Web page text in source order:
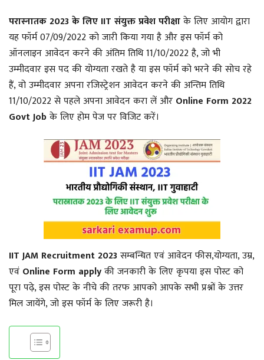
परास्नातक 2023 के लिए IIT संयुक्त प्रवेश परीक्षाके लिए आयोग द्वारा
यह फॉर्म 07/09/2022 को जारी किया गया है और इस फॉर्म को
ऑनलाइन आवेदन करने की अंतिम तिथि 11/10/2022 है, जो भी
उम्मीदवार इस पद की योग्यता रखते है या इस फॉर्म को भरने की सोच रहे
हैं, वो उम्मीदवार अपना रजिस्ट्रेशन आवेदन करने की अन्तिम तिथि
11/10/2022 से पहले अपना आवेदन करा लें और Online Form 2022
Govt Jobके लिए होम पेज पर विजिट करें।
IIT JAM Recruitment 2023सम्बन्धित एवं आवेदन फीस,योग्यता, उम्र,
एवं Online Form applyकी जनकारी के लिए कृपया इस पोस्ट को
पूरा पढ़े, इस पोस्ट के नीचे की तरफ आपको आपके सभी प्रश्नों के उत्तर
मिल जायेंगे, जो इस फॉर्म के लिए जरूरी है।